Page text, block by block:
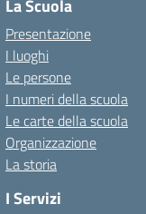
La Scuola
Presentazione
I luoghi
Le persone
I numeri della scuola
Le carte della scuola
Organizzazione
La storia
I Servizi